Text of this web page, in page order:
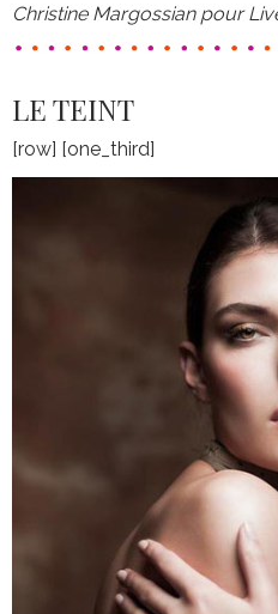
Christine Margossian pour
LE TEINT
[row] [one_third]